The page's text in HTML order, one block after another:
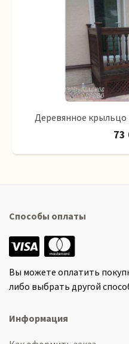
Деревянное крыльцо
73
Способы оплаты
Вы можете оплатить
либо выбрать другой
Информация